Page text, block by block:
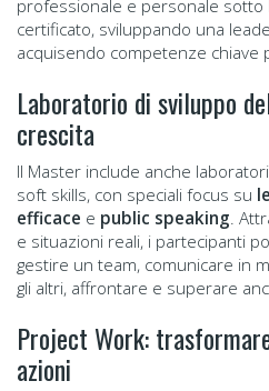
professionale e personale sotto
certificato, sviluppando una
acquisendo competenze chiave
Laboratorio di sviluppo
crescita
Il Master include anche
soft skills, con speciali focus su
efficace e public speaking.
e situazioni reali, i partecipanti
gestire un team, comunicare in
gli altri, affrontare e superare
Project Work:
azioni